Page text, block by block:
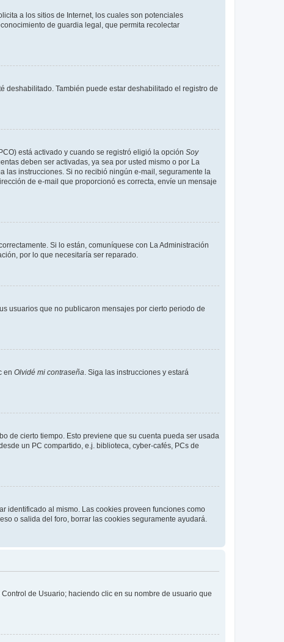
a los sitios de Internet, los cuales son potenciales
de guardia legal, que permita recolectar
deshabilitado. También puede estar deshabilitado el registro de
está activado y cuando se registró eligió la opción Soy
deben ser activadas, ya sea por usted mismo o por La
las instrucciones. Si no recibió ningún e-mail, seguramente la
de e-mail que proporcionó es correcta, envíe un mensaje
Si lo están, comuníquese con La Administración
por lo que necesitaría ser reparado.
usuarios que no publicaron mensajes por cierto periodo de
en Olvidé mi contraseña . Siga las instrucciones y estará
de cierto tiempo. Esto previene que su cuenta pueda ser usada
un PC compartido, e.j. biblioteca, cyber-cafés, PCs de
identificado al mismo. Las cookies proveen funciones como
o salida del foro, borrar las cookies seguramente ayudará.
de Usuario; haciendo clic en su nombre de usuario que